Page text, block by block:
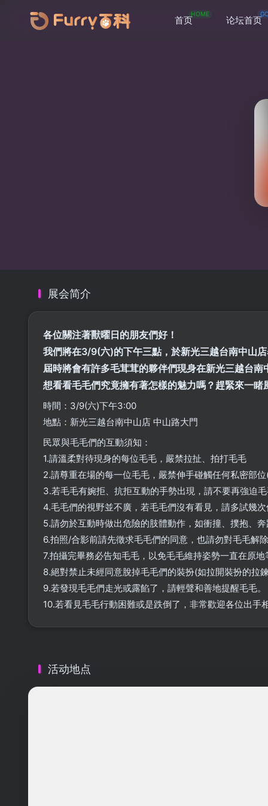
首页
HOME
论坛首页
展会简介
各位關注著獸曜日的朋友們好！
我們將在3/9(六)的下午三點，於新光三越台南中山
屆時將會有許多毛茸茸的夥伴們現身在新光三越台南
想看看毛毛們究竟擁有著怎樣的魅力嗎？趕緊來一
時間：3/9(六)下午3:00
地點：新光三越台南中山店 中山路大門
民眾與毛毛們的互動須知：
1.請溫柔對待現身的每位毛毛，嚴禁拉扯、拍打毛毛
2.請尊重在場的每一位毛毛，嚴禁伸手碰觸任何私密部
3.若毛毛有婉拒、抗拒互動的手勢出現，請不要再強迫
4.毛毛們的視野並不廣，若毛毛們沒有看見，請多試幾
5.請勿於互動時做出危險的肢體動作，如衝撞、撲抱、
6.拍照/合影前請先徵求毛毛們的同意，也請勿對毛毛解
7.拍攝完畢務必告知毛毛，以免毛毛維持姿勢一直在原地
8.絕對禁止未經同意脫掉毛毛們的裝扮(如拉開裝扮的拉
9.若發現毛毛們走光或露餡了，請輕聲和善地提醒毛毛。
10.若看見毛毛行動困難或是跌倒了，非常歡迎各位出手
活动地点